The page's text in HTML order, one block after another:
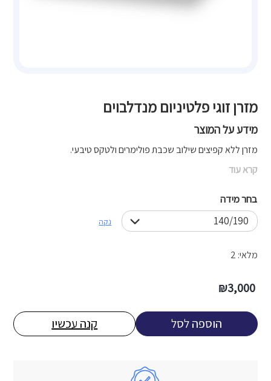
מזרן זוגי פלטיניום מנדלבוים
מידע על המוצר
מזרן ללא קפיצים שילוב שכבת פולימרים ולטקס טיבעי.
קרא עוד
בחר מידה
נקה
3,000
₪
מלאי: 2
הוספה לסל קנה עכשיו